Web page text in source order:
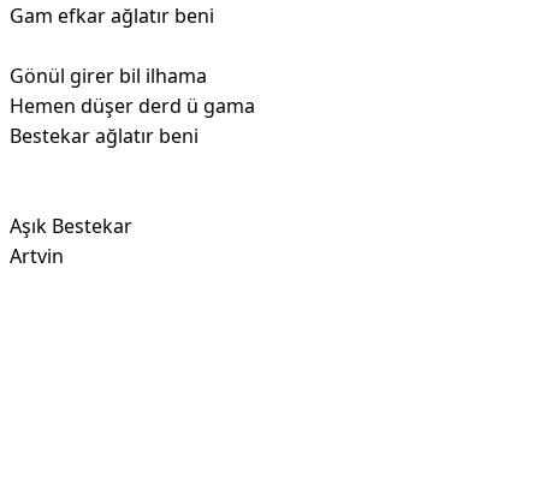
Gam efkar ağlatır beni
Gönül girer bil ilhama
Hemen düşer derd ü gama
Bestekar ağlatır beni
Aşık Bestekar
Artvin